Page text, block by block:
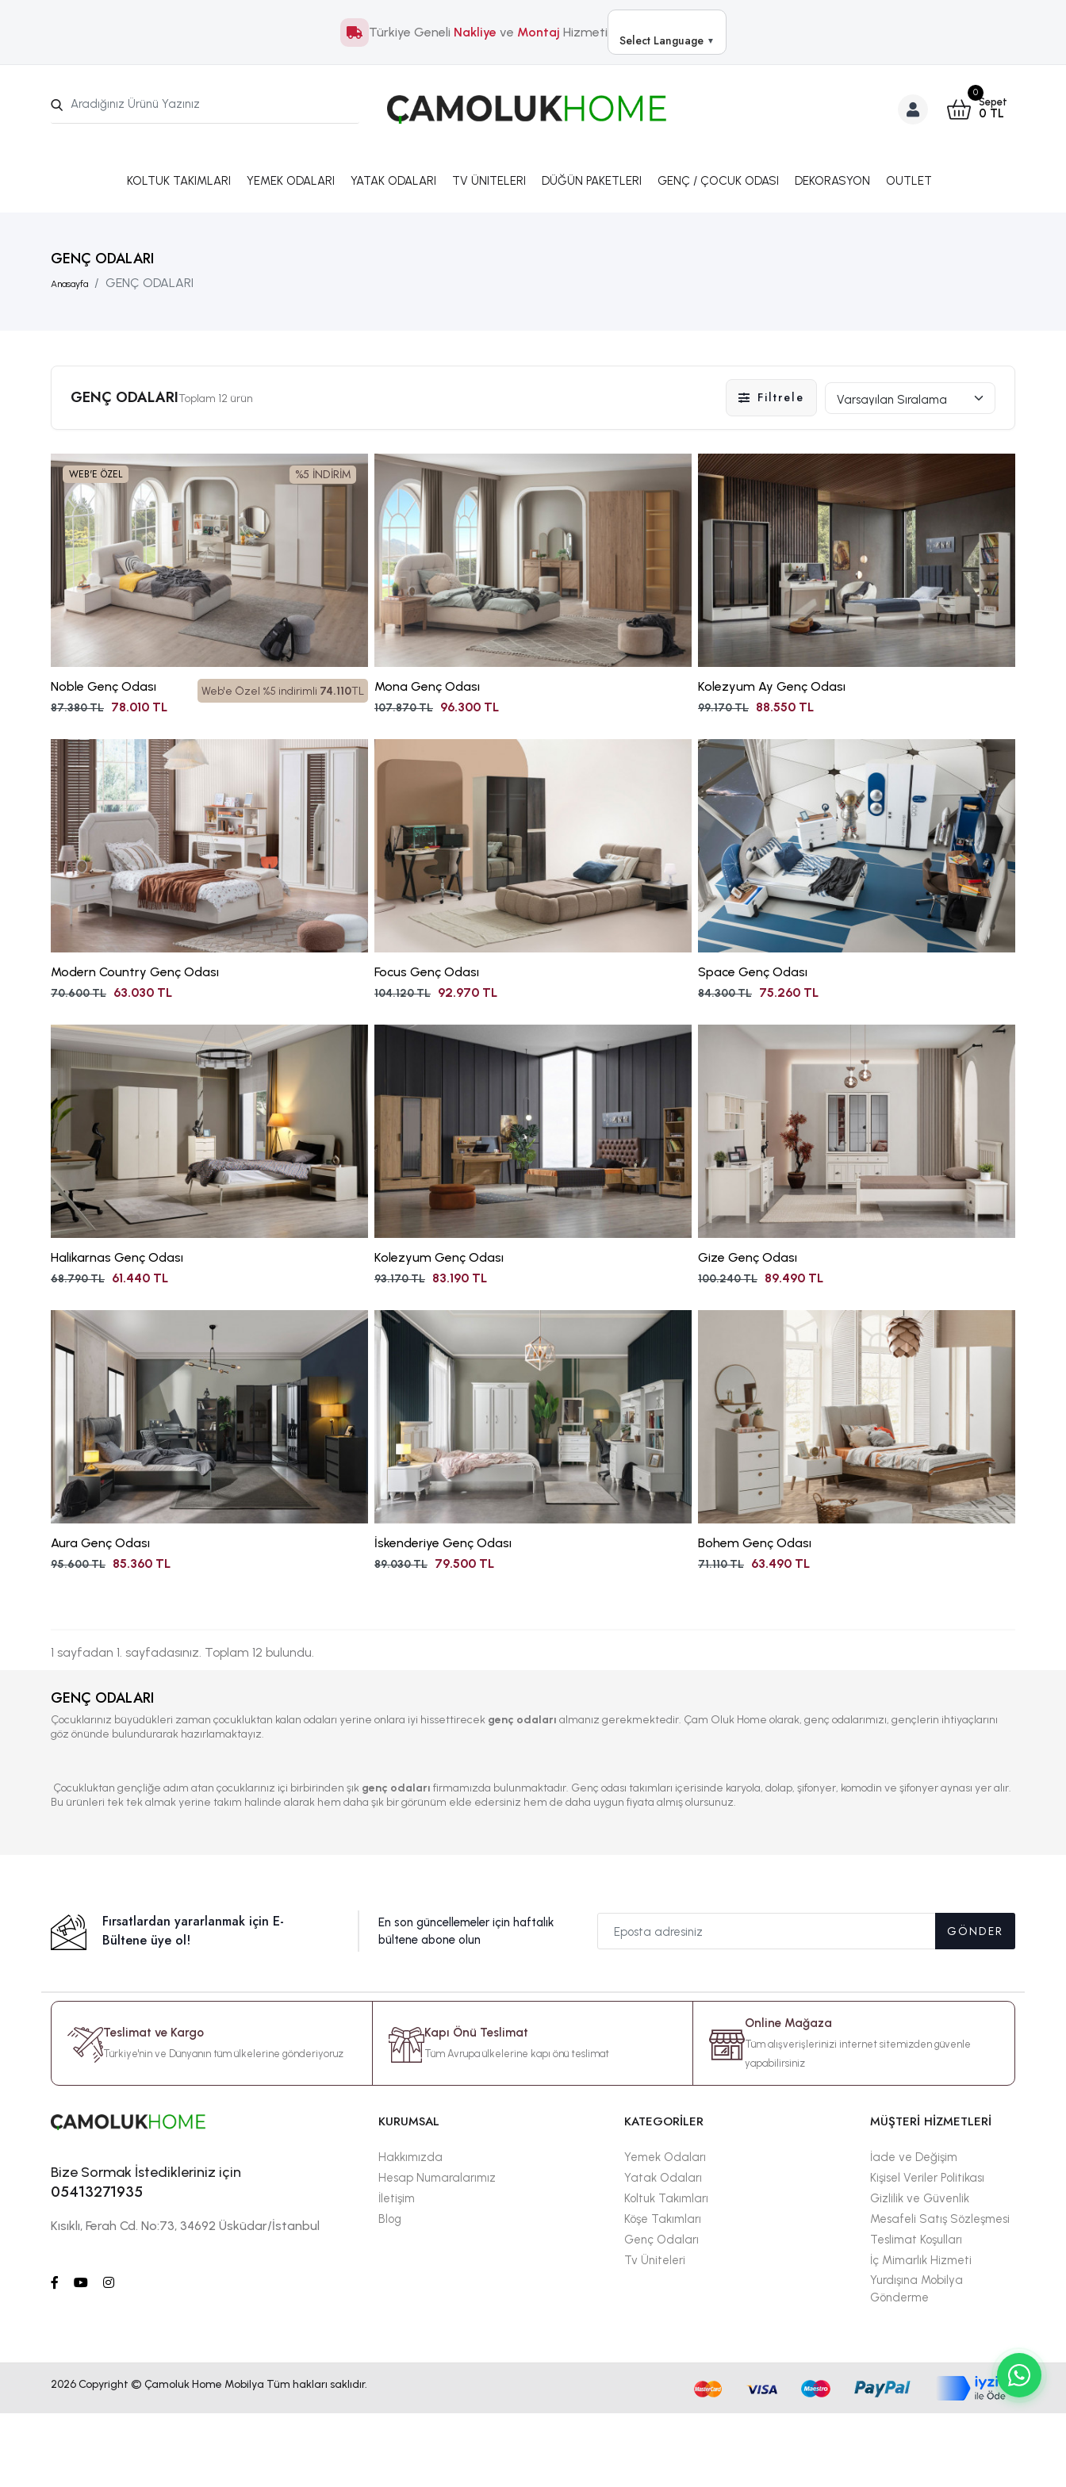
Türkiye Geneli Nakliye ve Montaj Hizmeti
Select Language ▼
0
Sepet
0 TL
KOLTUK TAKIMLARI YEMEK ODALARI YATAK ODALARI TV ÜNITELERI DÜĞÜN PAKETLERI GENÇ / ÇOCUK ODASI DEKORASYON OUTLET
GENÇ ODALARI
Anasayfa GENÇ ODALARI
GENÇ ODALARIToplam 12 ürün Filtrele
%5 İNDİRİM
WEB'E ÖZEL
Noble Genç Odası
87.380 TL 78.010 TL
Web'e Özel %5 indirimli 74.110TL Mona Genç Odası
107.870 TL 96.300 TL
Kolezyum Ay Genç Odası
99.170 TL 88.550 TL
Modern Country Genç Odası
70.600 TL 63.030 TL
Focus Genç Odası
104.120 TL 92.970 TL
Space Genç Odası
84.300 TL 75.260 TL
Halikarnas Genç Odası
68.790 TL 61.440 TL
Kolezyum Genç Odası
93.170 TL 83.190 TL
Gize Genç Odası
100.240 TL 89.490 TL
Aura Genç Odası
95.600 TL 85.360 TL
İskenderiye Genç Odası
89.030 TL 79.500 TL
Bohem Genç Odası
71.110 TL 63.490 TL
1 sayfadan 1. sayfadasınız. Toplam 12 bulundu.
GENÇ ODALARI
Çocuklarınız büyüdükleri zaman çocukluktan kalan odaları yerine onlara iyi hissettirecek genç odaları almanız gerekmektedir. Çam Oluk Home olarak, genç odalarımızı, gençlerin ihtiyaçlarını
göz önünde bulundurarak hazırlamaktayız.
Çocukluktan gençliğe adım atan çocuklarınız içi birbirinden şık genç odaları firmamızda bulunmaktadır. Genç odası takımları içerisinde karyola, dolap, şifonyer, komodin ve şifonyer aynası yer alır.
Bu ürünleri tek tek almak yerine takım halinde alarak hem daha şık bir görünüm elde edersiniz hem de daha uygun fiyata almış olursunuz.
Fırsatlardan yararlanmak için E-
Bültene üye ol!
En son güncellemeler için haftalık
bültene abone olun
GÖNDER
Teslimat ve Kargo
Türkiye'nin ve Dünyanın tüm ülkelerine gönderiyoruz
Kapı Önü Teslimat
Tüm Avrupa ülkelerine kapı önü teslimat
Online Mağaza
Tüm alışverişlerinizi internet sitemizden güvenle
yapabilirsiniz
Bize Sormak İstedikleriniz için
05413271935
Kısıklı, Ferah Cd. No:73, 34692 Üsküdar/İstanbul
KURUMSAL
Hakkımızda
Hesap Numaralarımız
İletişim
Blog
KATEGORİLER
Yemek Odaları
Yatak Odaları
Koltuk Takımları
Köşe Takımları
Genç Odaları
Tv Üniteleri
MÜŞTERİ HİZMETLERİ
İade ve Değişim
Kişisel Veriler Politikası
Gizlilik ve Güvenlik
Mesafeli Satış Sözleşmesi
Teslimat Koşulları
İç Mimarlık Hizmeti
Yurdışına Mobilya
Gönderme
2026 Copyright © Çamoluk Home Mobilya Tüm hakları saklıdır.